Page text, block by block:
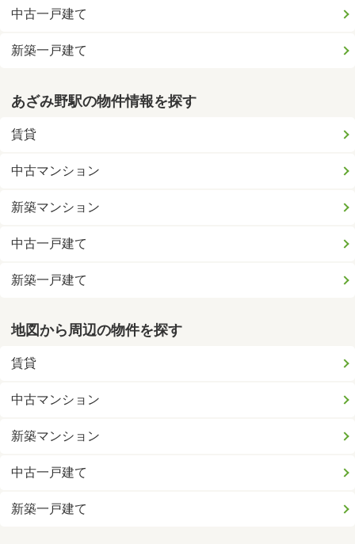
中古一戸建て
新築一戸建て
あざみ野駅の物件情報を探す
賃貸
中古マンション
新築マンション
中古一戸建て
新築一戸建て
地図から周辺の物件を探す
賃貸
中古マンション
新築マンション
中古一戸建て
新築一戸建て